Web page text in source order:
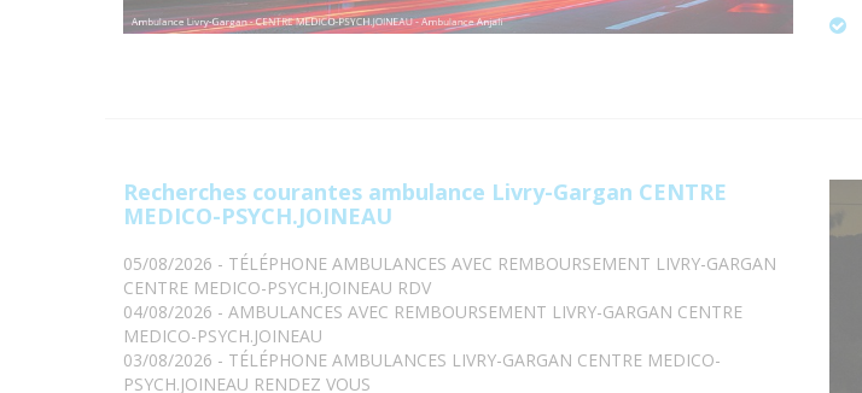
Recherches courantes ambulance Livry-Gargan CENTRE
MEDICO-PSYCH.JOINEAU
05/08/2026 - TÉLÉPHONE AMBULANCES AVEC REMBOURSEMENT LIVRY-GARGAN
CENTRE MEDICO-PSYCH.JOINEAU RDV
04/08/2026 - AMBULANCES AVEC REMBOURSEMENT LIVRY-GARGAN CENTRE
MEDICO-PSYCH.JOINEAU
03/08/2026 - TÉLÉPHONE AMBULANCES LIVRY-GARGAN CENTRE MEDICO-
PSYCH.JOINEAU RENDEZ VOUS